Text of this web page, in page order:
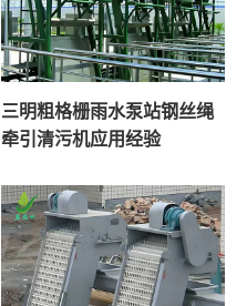
三明粗格栅雨水泵站钢丝绳
牵引清污机应用经验